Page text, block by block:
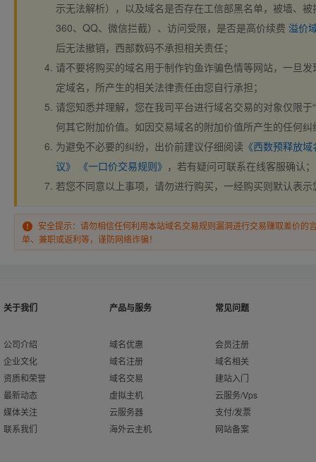
示无法解析），以及域名是否存在工信部黑名单，被墙、
360、QQ、微信拦截）、访问受限，是否是高价续费 溢价
后无法撤销，西部数码不承担相关责任；
请不要将购买的域名用于制作钓鱼诈骗色情等网站，一旦
定域名，所产生的相关法律责任由您自行承担；
请您知悉并理解，您在我司平台进行域名交易的对象仅限于
何其它附加价值。如因交易域名的附加价值所产生的任何
为避免不必要的纠纷，出价前建议仔细阅读 《西数预释放
议》
《一口价交易规则》 ，若有疑问可联系在线客服确认；
若您不同意以上事项，请勿进行购买，一经购买则默认表
安全提示：请勿相信任何利用本站域名交易规则漏洞进行交易赚取差价的
单、兼职或返利等，谨防网络诈骗！
关于我们
公司介绍
企业文化
资质和荣誉
最新动态
媒体关注
联系我们
产品与服务
域名优惠
域名注册
域名交易
虚拟主机
云服务器
海外云主机
常见问题
会员注册
域名相关
建站入门
云服务/Vps
支付/发票
网站备案